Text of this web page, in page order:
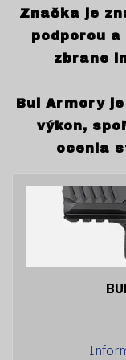
Značka je
podporou
zbrane
Bul Armory
výkon,
ocenia